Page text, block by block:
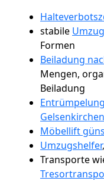
stabile
Formen
Beiladung
Mengen,
Beiladung
Entrümpelung
Gelsenkirchen
Möbellift
Umzugshelfer
Transporte